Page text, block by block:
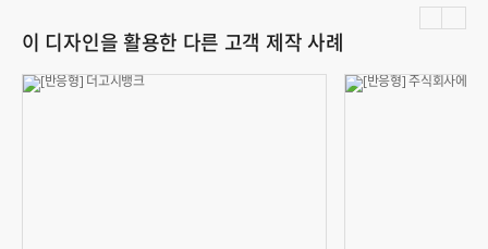
이 디자인을 활용한 다른 고객 제작 사례